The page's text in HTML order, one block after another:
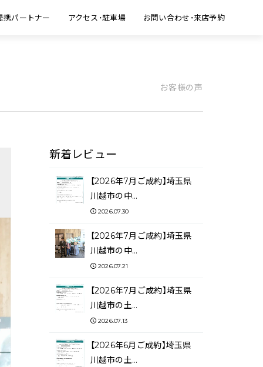
携パートナー アクセス・駐車場 お問い合わせ・来店予約
お客様の声
新着レビュー
【2026年7月ご成約】埼玉県
川越市の中…
2026.07.30
【2026年7月ご成約】埼玉県
川越市の中…
2026.07.21
【2026年7月ご成約】埼玉県
川越市の土…
2026.07.13
【2026年6月ご成約】埼玉県
川越市の土…